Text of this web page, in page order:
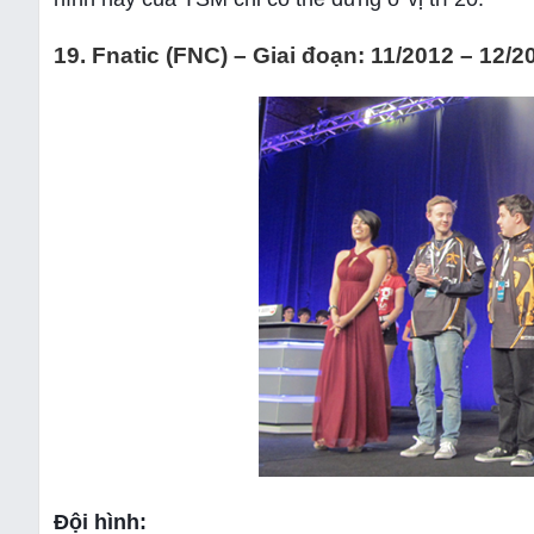
19. Fnatic (FNC) – Giai đoạn: 11/2012 – 12/
Đội hình: